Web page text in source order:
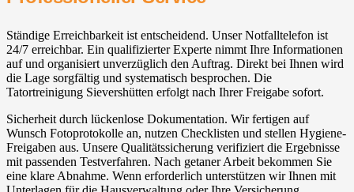
Ständige Erreichbarkeit ist entscheidend. Unser Notfalltelefon ist
24/7 erreichbar. Ein qualifizierter Experte nimmt Ihre Informationen
auf und organisiert unverzüglich den Auftrag. Direkt bei Ihnen wird
die Lage sorgfältig und systematisch besprochen. Die
Tatortreinigung Sievershütten erfolgt nach Ihrer Freigabe sofort.
Sicherheit durch lückenlose Dokumentation. Wir fertigen auf
Wunsch Fotoprotokolle an, nutzen Checklisten und stellen Hygiene-
Freigaben aus. Unsere Qualitätssicherung verifiziert die Ergebnisse
mit passenden Testverfahren. Nach getaner Arbeit bekommen Sie
eine klare Abnahme. Wenn erforderlich unterstützen wir Ihnen mit